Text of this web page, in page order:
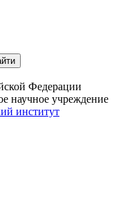
Федерации
научное учреждение
институт